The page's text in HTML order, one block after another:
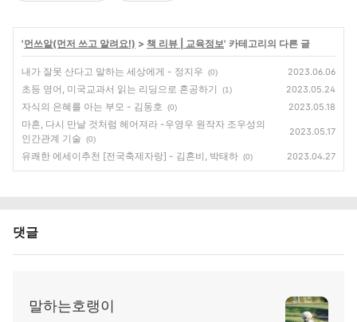
'먼쓰알(먼저 쓰고 알려요!) > 책 리뷰 | 교육정보' 카테고리의 다른 글
내가 잘못 산다고 말하는 세상에게 - 정지우 (0) 2023.06.06
초등 영어, 미국교과서 읽는 리딩으로 혼공하기 (1) 2023.05.24
자식의 은혜를 아는 부모 - 김동호 (0) 2023.05.18
마흔, 다시 만날 것처럼 헤어져라 -우영우 원작자 조우성의
인간관계 기술
(0)
2023.05.17
유쾌한 에세이추천 [전국축제자랑] - 김혼비, 박태하 (0) 2023.04.27
댓글
말하는호랭이